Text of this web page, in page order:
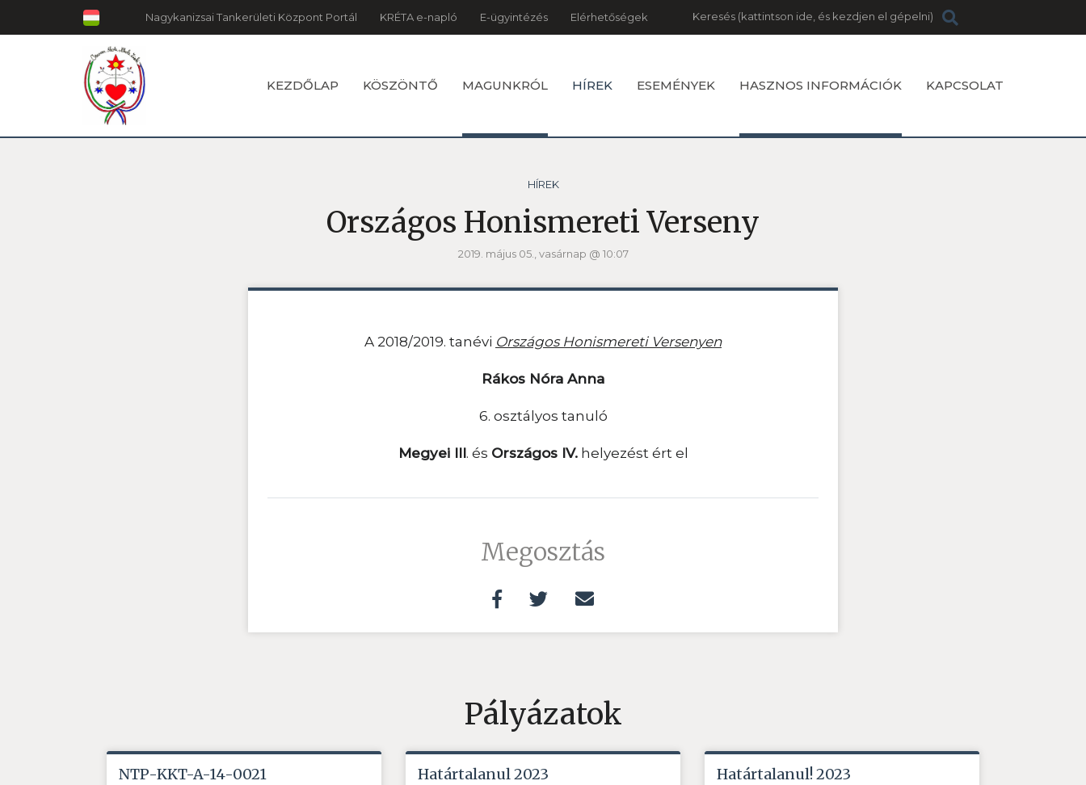
Nagykanizsai Tankerületi Központ Portál KRÉTA e-napló E-ügyintézés Elérhetőségek Keresés
KEZDŐLAP KÖSZÖNTŐ MAGUNKRÓL HÍREK ESEMÉNYEK HASZNOS INFORMÁCIÓK KAPCSOLAT
HÍREK
Országos Honismereti Verseny
2019. május 05., vasárnap @ 10:07
A 2018/2019. tanévi Országos Honismereti Versenyen
Rákos Nóra Anna
6. osztályos tanuló
Megyei III. és Országos IV.helyezést ért el
Megosztás
Pályázatok
NTP-KKT-A-14-0021 Határtalanul 2023 Határtalanul! 2023